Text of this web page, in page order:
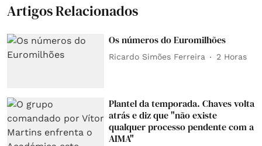
Artigos Relacionados
Os números do Euromilhões
Ricardo Simões Ferreira 2 Horas
Plantel da temporada. Chaves volta
atrás e diz que "não existe
qualquer processo pendente com a
AIMA"